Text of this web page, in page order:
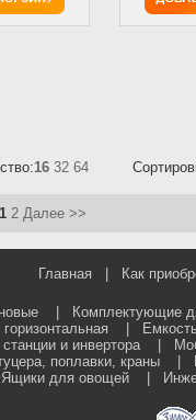
16 32 64
1 2 Далее >>
Главная Как
| Комплектующие
и инвертора|
поплавки, краны|
Ящики для овощей